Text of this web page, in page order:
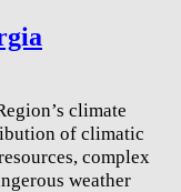
climate
of climatic
complex
weather